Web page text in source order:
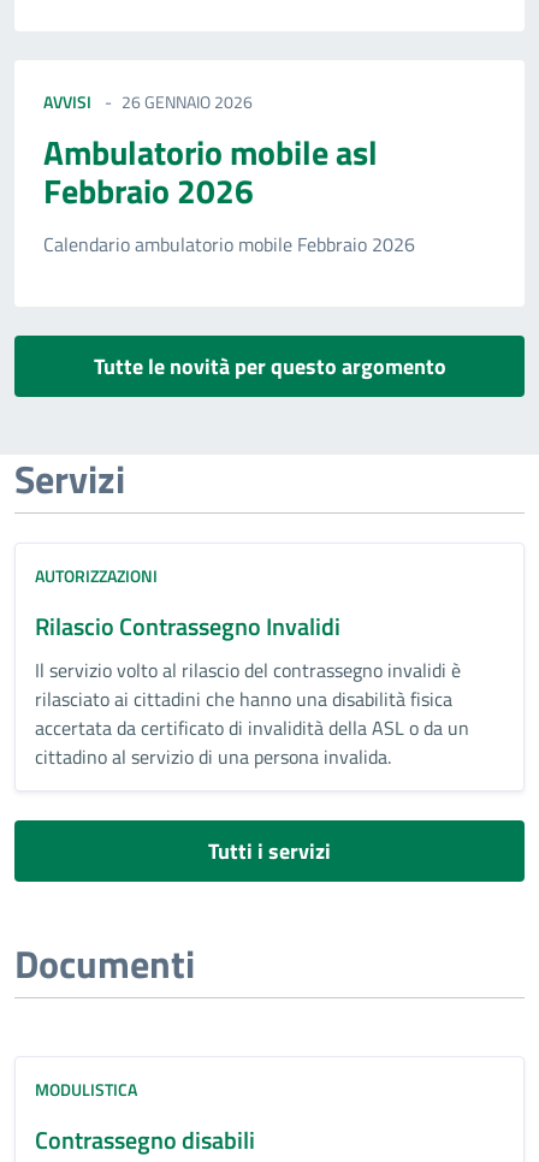
AVVISI 26 GENNAIO 2026
Ambulatorio mobile asl
Febbraio 2026
Calendario ambulatorio mobile Febbraio 2026
Tutte le novità per questo argomento
Servizi
AUTORIZZAZIONI
Rilascio Contrassegno Invalidi
Il servizio volto al rilascio del contrassegno invalidi è
rilasciato ai cittadini che hanno una disabilità fisica
accertata da certificato di invalidità della ASL o da un
cittadino al servizio di una persona invalida.
Tutti i servizi
Documenti
MODULISTICA
Contrassegno disabili